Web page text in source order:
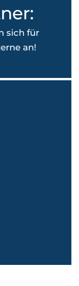
sich für
an!